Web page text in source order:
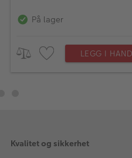
På lager
LEGG I
Kvalitet og sikkerhet